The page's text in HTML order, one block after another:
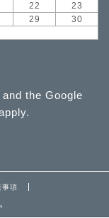
22
23
29
30
the Google
事項